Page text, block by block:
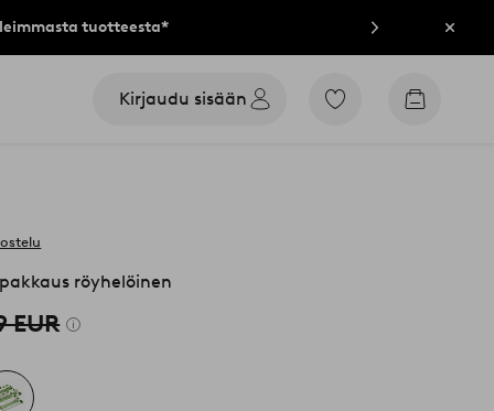
tuotteesta* Sulje
Kirjaudu sisään
Siirry
Siirry
röyhelöinen
EUR